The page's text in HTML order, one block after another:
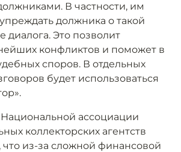
В частности, им
должника о такой
диалога. Это позволит
конфликтов и поможет в
споров. В отдельных
будет использоваться
ассоциации
коллекторских агентств
из-за сложной финансовой